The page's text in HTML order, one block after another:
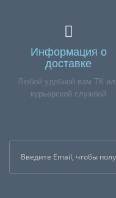
Информация о
доставке
Любой удобной вам ТК
курьерской службой